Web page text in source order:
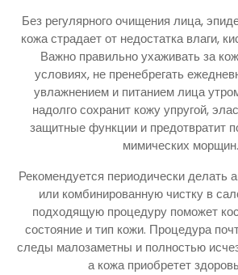
Без регулярного очищения лица,
кожа страдает от недостатка влаги,
Важно правильно ухаживать за
условиях, не пренебрегать
увлажнением и питанием лица
надолго сохранит кожу упругой,
защитные функции и предотвратит
мимических морщин.
Рекомендуется периодически делать
или комбинированную чистку в
подходящую процедуру поможет
состояние и тип кожи. Процедура
следы малозаметны и полностью
а кожа приобретет